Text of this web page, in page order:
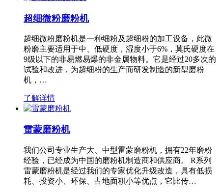
超细微粉磨粉机
超细微粉磨粉机是一种细粉及超细粉的加工设备，此微
粉磨主要适用于中、低硬度，湿度小于6%，莫氏硬度在
9级以下的非易燃易爆的非金属物料。它是经过20多次的
试验和改进，为超细粉的生产而研发制造的新型磨粉
机，…
了解详情
雷蒙磨粉机
我们公司专业生产大、中型雷蒙磨粉机，拥有22年磨粉
经验，已经成为中国的磨粉机制造商和供应商。 R系列
雷蒙磨粉机是经过我们的专家优化升级改造，具有低损
耗、投资小、环保、占地面积小等优点，它比传…